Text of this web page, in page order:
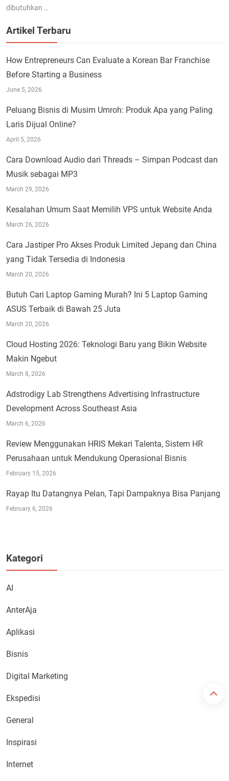
dibutuhkan …
Artikel Terbaru
How Entrepreneurs Can Evaluate a Korean Bar Franchise
Before Starting a Business
June 5, 2026
Peluang Bisnis di Musim Umroh: Produk Apa yang Paling
Laris Dijual Online?
April 5, 2026
Cara Download Audio dari Threads – Simpan Podcast dan
Musik sebagai MP3
March 29, 2026
Kesalahan Umum Saat Memilih VPS untuk Website Anda
March 26, 2026
Cara Jastiper Pro Akses Produk Limited Jepang dan China
yang Tidak Tersedia di Indonesia
March 20, 2026
Butuh Cari Laptop Gaming Murah? Ini 5 Laptop Gaming
ASUS Terbaik di Bawah 25 Juta
March 20, 2026
Cloud Hosting 2026: Teknologi Baru yang Bikin Website
Makin Ngebut
March 8, 2026
Adstrodigy Lab Strengthens Advertising Infrastructure
Development Across Southeast Asia
March 6, 2026
Review Menggunakan HRIS Mekari Talenta, Sistem HR
Perusahaan untuk Mendukung Operasional Bisnis
February 15, 2026
Rayap Itu Datangnya Pelan, Tapi Dampaknya Bisa Panjang
February 6, 2026
Kategori
AI
AnterAja
Aplikasi
Bisnis
Digital Marketing
Ekspedisi
General
Inspirasi
Internet